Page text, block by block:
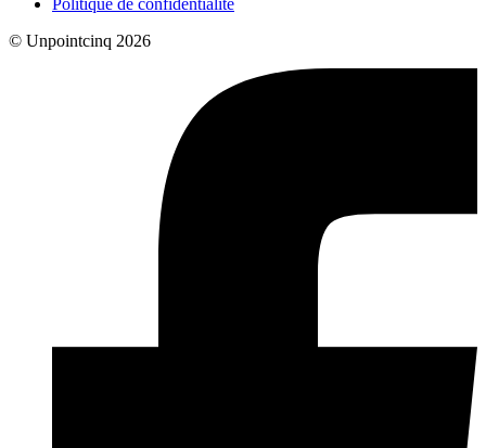
© Unpointcinq 2026